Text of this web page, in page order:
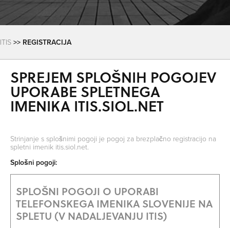
SO ODPRTA V
DO
SO TRENUTNO ODPRTA
SO NON-STOP ODPRTA
ITIS >> REGISTRACIJA
SPREJEM SPLOŠNIH POGOJEV
UPORABE SPLETNEGA
IMENIKA ITIS.SIOL.NET
Strinjanje s splošnimi pogoji je pogoj za brezplačno registracijo na
spletni imenik itis.siol.net.
Splošni pogoji:
SPLOŠNI POGOJI O UPORABI
TELEFONSKEGA IMENIKA SLOVENIJE NA
SPLETU (V NADALJEVANJU ITIS)